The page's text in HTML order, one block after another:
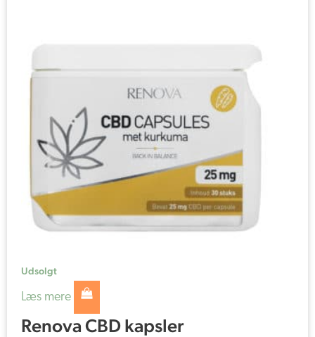
Udsolgt
Læs mere
Renova CBD kapsler